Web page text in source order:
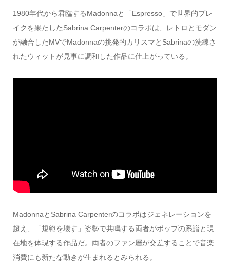
1980年代から君臨するMadonnaと「Espresso」で世界的ブレ
イクを果たしたSabrina Carpenterのコラボは、レトロとモダン
が融合したMVでMadonnaの挑発的カリスマとSabrinaの洗練さ
れたウィットが見事に調和した作品に仕上がっている。
MadonnaとSabrina Carpenterのコラボはジェネレーションを
超え、「規範を壊す」姿勢で共鳴する両者がポップの系譜と現
在地を体現する作品だ。両者のファン層が交差することで音楽
消費にも新たな動きが生まれるとみられる。